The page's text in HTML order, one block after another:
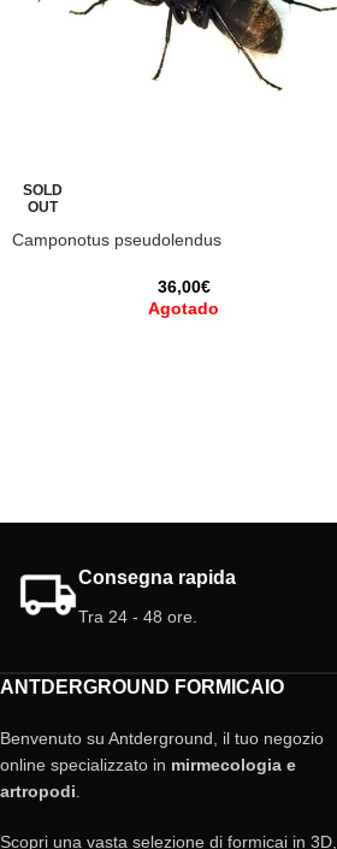
SOLD
OUT
Camponotus pseudolendus
36,00€
Agotado
Consegna rapida
Tra 24 - 48 ore.
ANTDERGROUND FORMICAIO
Benvenuto su Antderground, il tuo negozio
online specializzato in mirmecologia e
artropodi.
Scopri una vasta selezione di formicai in 3D,